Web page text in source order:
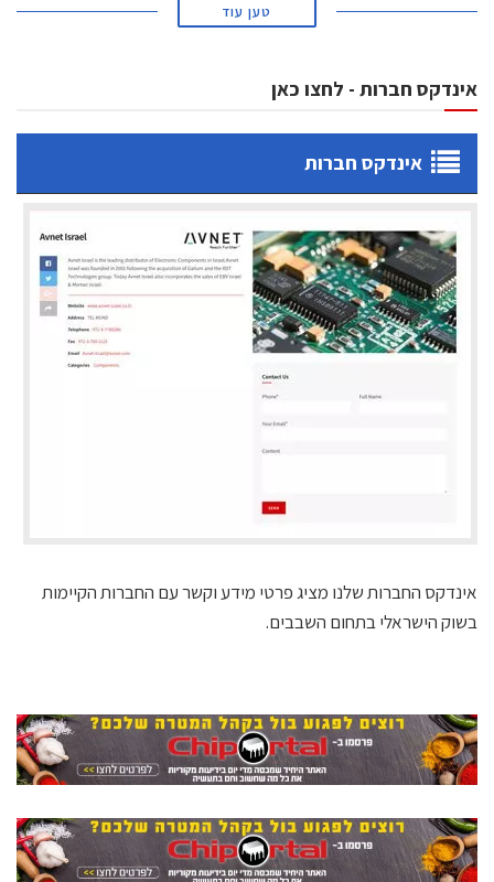
טען עוד
אינדקס חברות - לחצו כאן
אינדקס חברות
אינדקס החברות שלנו מציג פרטי מידע וקשר עם החברות הקיימות
בשוק הישראלי בתחום השבבים.